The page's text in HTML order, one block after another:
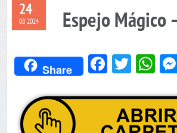
24
08 2024 Espejo Mágico
Share